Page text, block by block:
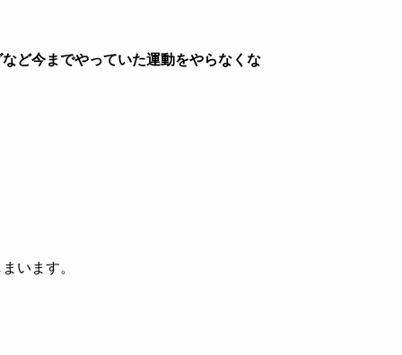
ど今までやっていた運動をやらなくな
います。